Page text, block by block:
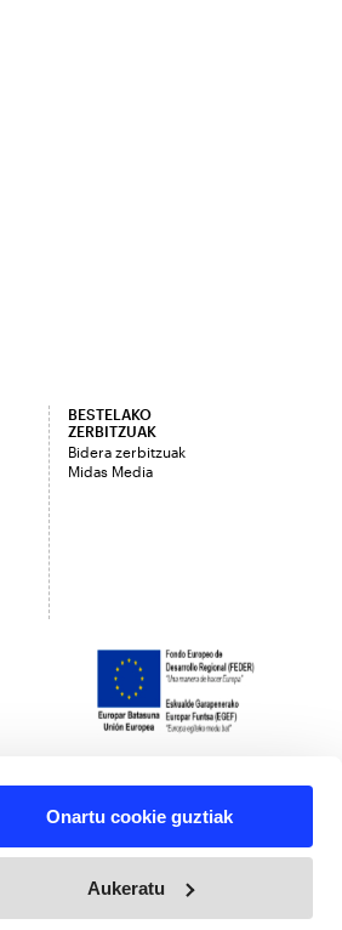
Onartu cookie guztiak
Aukeratu
BESTELAKO
ZERBITZUAK
Bidera zerbitzuak
Midas Media